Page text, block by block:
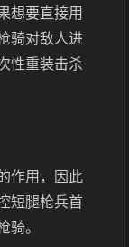
想要直接用
骑对敌人进
性重装击杀
作用，因此
短腿枪兵首
。